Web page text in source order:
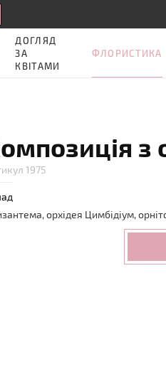
ДОГЛЯД
ЗА
КВІТАМИ
ФЛОРИСТИКА
1975
орхідея Цимбідіум,